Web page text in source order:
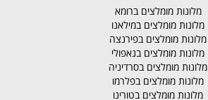
מלונות מומלצים ברומא
מלונות מומלצים במילאנו
מלונות מומלצים בפירנצה
מלונות מומלצים בנאפולי
מלונות מומלצים בסרדיניה
מלונות מומלצים בפלרמו
מלונות מומלצים בטורינו